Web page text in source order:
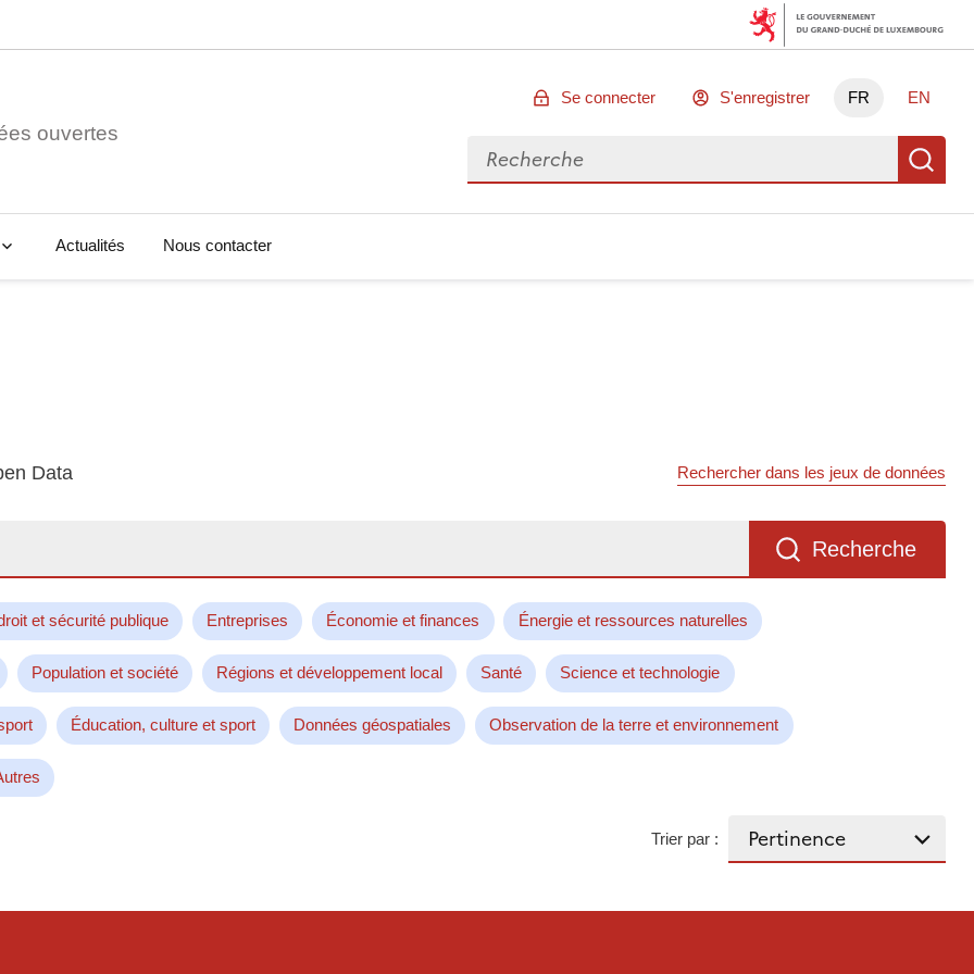
ouvertes
Se connecter S'enregistrer FR EN
Rechercher des données
Actualités Nous contacter
Data Rechercher dans les jeux de données
Recherche
et sécurité publique Entreprises Économie et finances Énergie et ressources naturelles
Population et société Régions et développement local Santé Science et technologie
Éducation, culture et sport Données géospatiales Observation de la terre et environnement
Trier par :